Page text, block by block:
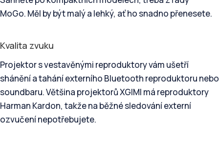
MoGo. Měl by být malý a lehký, ať ho snadno přenesete.
Kvalita zvuku
Projektor s vestavěnými reproduktory vám ušetří
shánění a tahání externího Bluetooth reproduktoru nebo
soundbaru. Většina projektorů XGIMI má reproduktory
Harman Kardon, takže na běžné sledování externí
ozvučení nepotřebujete.